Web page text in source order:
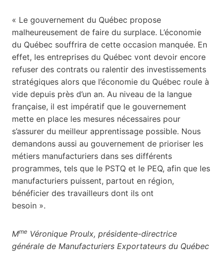
« Le gouvernement du Québec propose
malheureusement de faire du surplace. L’économie
du Québec souffrira de cette occasion manquée. En
effet, les entreprises du Québec vont devoir encore
refuser des contrats ou ralentir des investissements
stratégiques alors que l’économie du Québec roule à
vide depuis près d’un an. Au niveau de la langue
française, il est impératif que le gouvernement
mette en place les mesures nécessaires pour
s’assurer du meilleur apprentissage possible. Nous
demandons aussi au gouvernement de prioriser les
métiers manufacturiers dans ses différents
programmes, tels que le PSTQ et le PEQ, afin que les
manufacturiers puissent, partout en région,
bénéficier des travailleurs dont ils ont
besoin ».
Mme Véronique Proulx, présidente-directrice
générale de Manufacturiers Exportateurs du Québec